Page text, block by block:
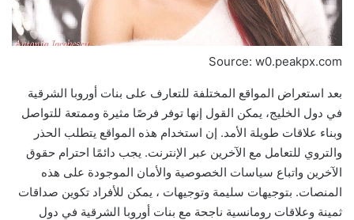
Source: w0.peakpx.com
بعد استعراض المواقع المختلفة للتعارف على بنات أوروبا الشرقية
في دول الخليج، يمكن القول إنها توفر فرصًا مثيرة وممتعة للتواصل
وبناء علاقات طويلة الأمد. إن استخدام هذه المواقع يتطلب الحذر
والتروي للتعامل مع الآخرين عبر الإنترنت. يجب دائمًا احترام حقوق
الآخرين واتباع سياسات الخصوصية والأمان الموجودة على هذه
المنصات. بتوجيهات سليمة وتوجيهات ، يمكن للأفراد تكوين صداقات
ثمينة وعلاقات رومانسية ناجحة مع بنات أوروبا الشرقية في دول